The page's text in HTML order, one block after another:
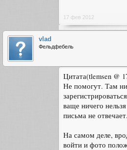
17 фев 2012
vlad
Фельдфебель
Цитата(tlemsen @
Не помогут. Там
ваще ничего
письма не отвечает.
На самом деле,
войти и фото